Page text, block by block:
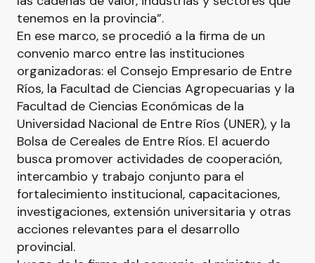
tenemos en la provincia”.
En ese marco, se procedió a la firma de un
convenio marco entre las instituciones
organizadoras: el Consejo Empresario de Entre
Ríos, la Facultad de Ciencias Agropecuarias y la
Facultad de Ciencias Económicas de la
Universidad Nacional de Entre Ríos (UNER), y la
Bolsa de Cereales de Entre Ríos. El acuerdo
busca promover actividades de cooperación,
intercambio y trabajo conjunto para el
fortalecimiento institucional, capacitaciones,
investigaciones, extensión universitaria y otras
acciones relevantes para el desarrollo
provincial.